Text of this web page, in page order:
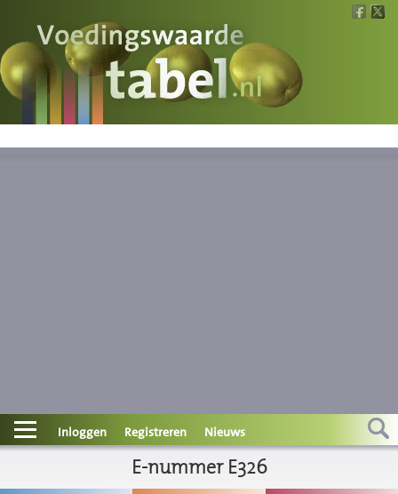
Voedingswaarde
Wat is wat?
ContactInloggen Registreren Nieuws
E-nummer E326